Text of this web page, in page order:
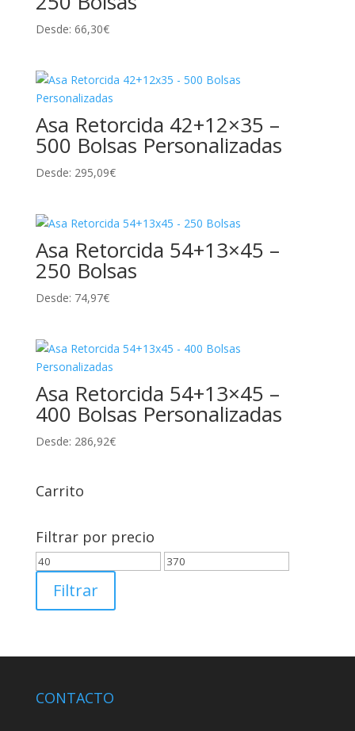
Desde: 66,30€
Asa Retorcida 42+12×35 –
500 Bolsas Personalizadas
Desde: 295,09€
Asa Retorcida 54+13×45 –
250 Bolsas
Desde: 74,97€
Asa Retorcida 54+13×45 –
400 Bolsas Personalizadas
Desde: 286,92€
Carrito
Filtrar por precio
Precio
mínimo
Precio
Filtrar
CONTACTO